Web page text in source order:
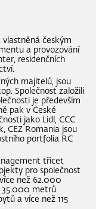
vlastněná českým
a provozování
residenčních
majitelů, jsou
Společnost založili
je především
pak v České
jako Lidl, CCC
CEZ Romania jsou
portfolia RC
třicet
pro společnost
více než 62.000
35.000 metrů
a více než 115